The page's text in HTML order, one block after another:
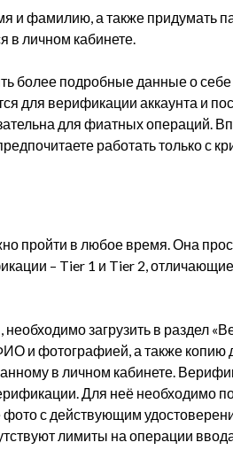
и фамилию, а также придумать
в личном кабинете.
более подробные данные о
для верификации аккаунта и
для фиатных операций.
работать только с
пройти в любое время. Она
– Tier 1 и Tier 2,
загрузить в раздел
и фотографией, а также
в личном кабинете.
Для неё необходимо
фото с действующим
лимиты на операции